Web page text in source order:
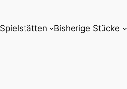
Spielstätten Bisherige Stücke